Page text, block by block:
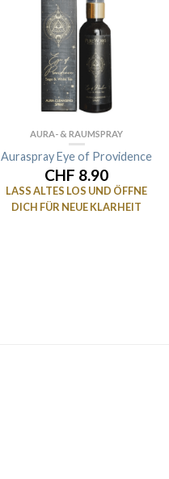
AURA- & RAUMSPRAY
Auraspray Eye of Providence
CHF 8.90
LASS ALTES LOS UND ÖFFNE
DICH FÜR NEUE KLARHEIT